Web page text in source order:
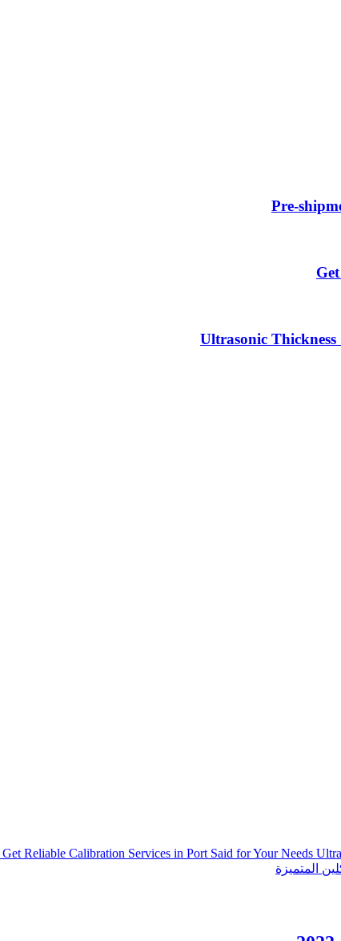
Pre-
Ultrasonic
Get Reliable Calibration Services in Port Said for Your Needs
المتميزة